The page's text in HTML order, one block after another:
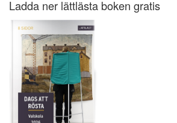
Ladda ner lättlästa boken gratis